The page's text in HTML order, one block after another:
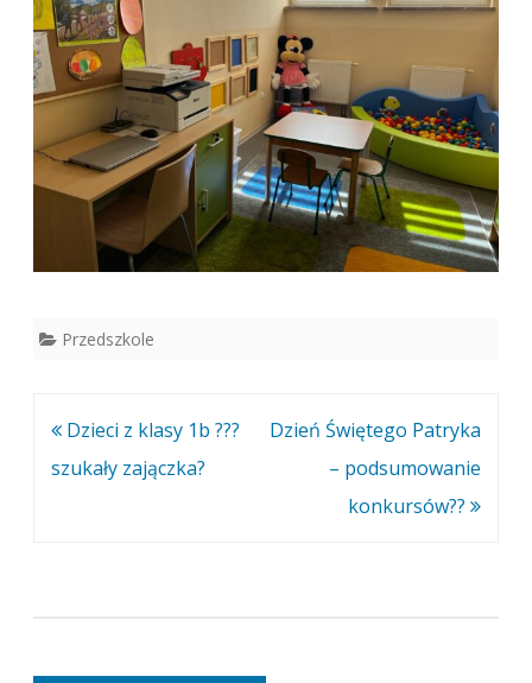
Przedszkole
Nawigacja
wpisu
Dzieci z klasy 1b ???
szukały zajączka?
Dzień Świętego Patryka
– podsumowanie
konkursów??